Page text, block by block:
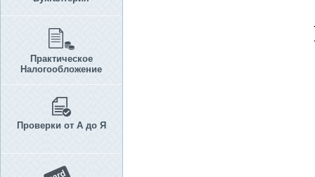
Практическое
Налогообложение
Проверки от А до Я